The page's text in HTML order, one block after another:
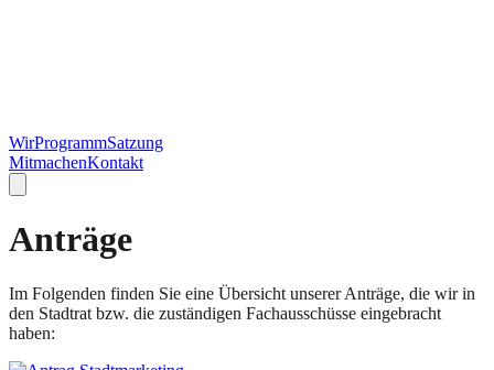
WirProgrammSatzung
MitmachenKontakt
Anträge
Im Folgenden finden Sie eine Übersicht unserer Anträge, die wir in
den Stadtrat bzw. die zuständigen Fachausschüsse eingebracht
haben: